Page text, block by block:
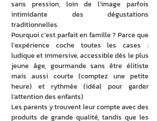
sans pression, loin de l’image parfois
intimidante des dégustations
traditionnelles.
Pourquoi c’est parfait en famille ? Parce que
l’expérience coche toutes les cases :
ludique et immersive, accessible dès le plus
jeune âge, gourmande sans être élitiste
mais aussi courte (comptez une petite
heure) et rythmée (idéal pour garder
l’attention des enfants)
Les parents y trouvent leur compte avec des
produits de grande qualité, tandis que les